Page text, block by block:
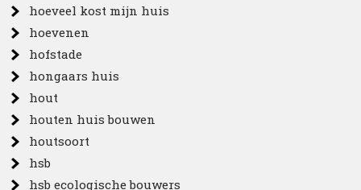
hoeveel kost mijn huis
hoevenen
hofstade
hongaars huis
hout
houten huis bouwen
houtsoort
hsb
hsb ecologische bouwers